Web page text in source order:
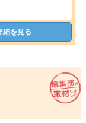
細を見る